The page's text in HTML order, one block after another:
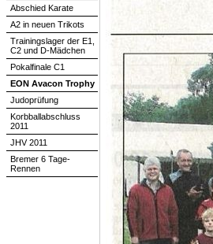
Abschied Karate
A2 in neuen Trikots
Trainingslager der E1,
C2 und D-Mädchen
Pokalfinale C1
EON Avacon Trophy
Judoprüfung
Korbballabschluss
2011
JHV 2011
Bremer 6 Tage-
Rennen